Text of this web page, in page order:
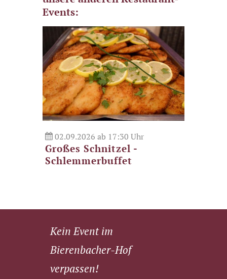
Events:
02.09.2026 ab 17:30 Uhr
Großes Schnitzel -
Schlemmerbuffet
Kein Event im
Bierenbacher-Hof
verpassen!